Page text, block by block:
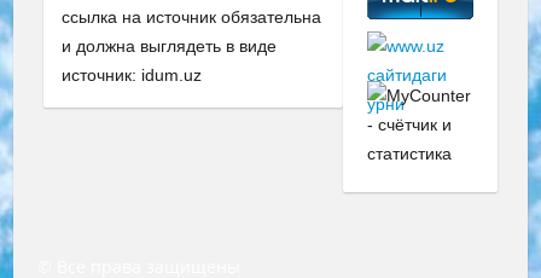
ссылка на источник обязательна
и должна выглядеть в виде
источник: idum.uz